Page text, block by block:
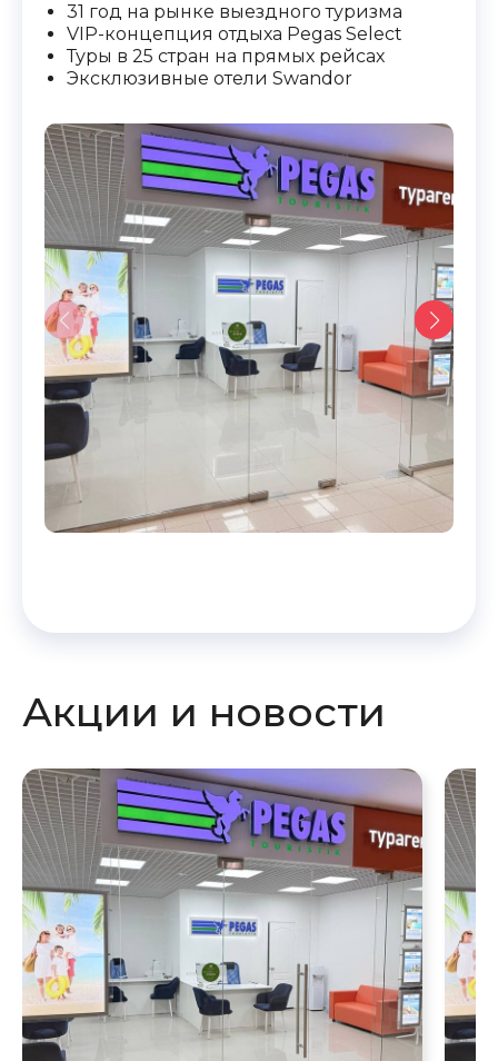
31 год на рынке выездного туризма
VIP-концепция отдыха Pegas Select
Туры в 25 стран на прямых рейсах
Эксклюзивные отели Swandor
Скрыть карту
Акции и новости